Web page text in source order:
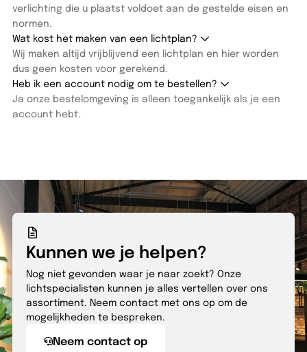
verlichting die u plaatst voldoet aan de gestelde eisen en
normen.
Wat kost het maken van een lichtplan?
Wij maken altijd vrijblijvend een lichtplan en hier worden
dus geen kosten voor gerekend.
Heb ik een account nodig om te bestellen?
Ja onze bestelomgeving is alleen toegankelijk als je een
account hebt.
Kunnen we je helpen?
Nog niet gevonden waar je naar zoekt? Onze
lichtspecialisten kunnen je alles vertellen over ons
assortiment. Neem contact met ons op om de
mogelijkheden te bespreken.
Neem contact op